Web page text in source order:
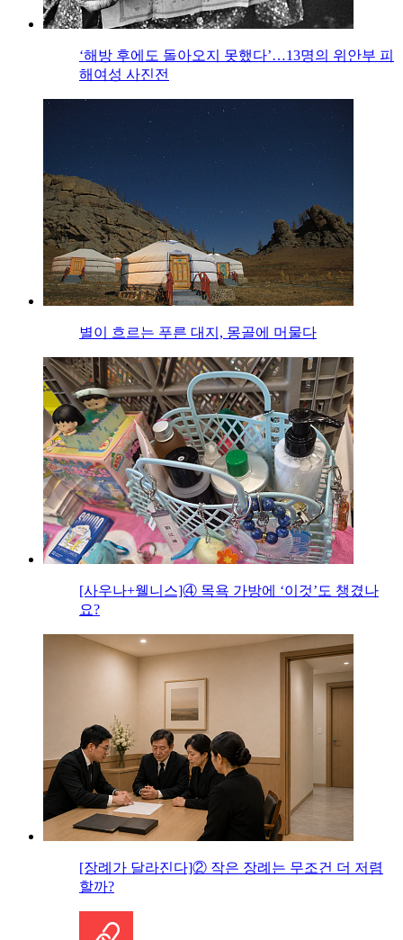
‘해방 후에도 돌아오지 못했다’…13명의 위안부 피
해여성 사진전
별이 흐르는 푸른 대지, 몽골에 머물다
[사우나+웰니스]④ 목욕 가방에 ‘이것’도 챙겼나
요?
[장례가 달라진다]② 작은 장례는 무조건 더 저렴
할까?